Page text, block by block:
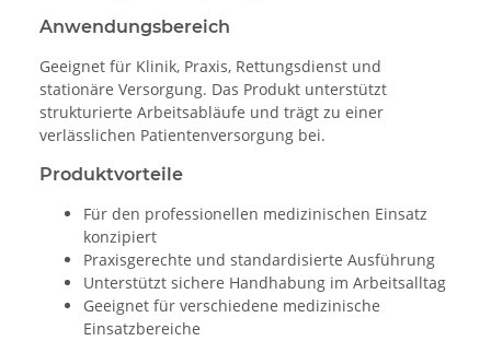
Anwendungsbereich
Geeignet für Klinik, Praxis, Rettungsdienst und
stationäre Versorgung. Das Produkt unterstützt
strukturierte Arbeitsabläufe und trägt zu einer
verlässlichen Patientenversorgung bei.
Produktvorteile
Für den professionellen medizinischen Einsatz
konzipiert
Praxisgerechte und standardisierte Ausführung
Unterstützt sichere Handhabung im Arbeitsalltag
Geeignet für verschiedene medizinische
Einsatzbereiche